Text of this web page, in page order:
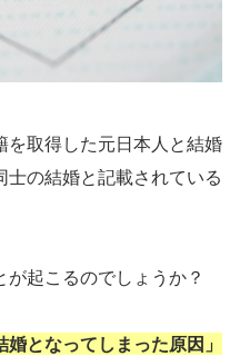
を取得した元日本人と結婚
士の結婚と記載されている
起こるのでしょうか？
婚となってしまった原因」